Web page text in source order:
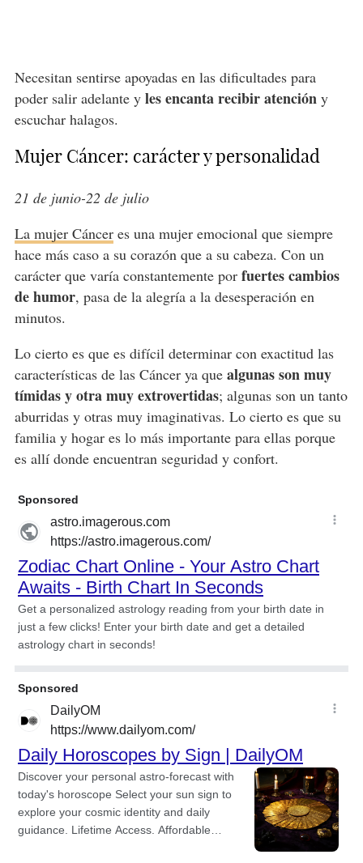
Necesitan sentirse apoyadas en las dificultades para
poder salir adelante y les encanta recibir atención y
escuchar halagos.
Mujer Cáncer: carácter y personalidad
21 de junio-22 de julio
La mujer Cánceres una mujer emocional que siempre
hace más caso a su corazón que a su cabeza. Con un
carácter que varía constantemente por fuertes cambios
de humor, pasa de la alegría a la desesperación en
minutos.
Lo cierto es que es difícil determinar con exactitud las
características de las Cáncer ya que algunas son muy
tímidas y otra muy extrovertidas; algunas son un tanto
aburridas y otras muy imaginativas. Lo cierto es que su
familia y hogar es lo más importante para ellas porque
es allí donde encuentran seguridad y confort.